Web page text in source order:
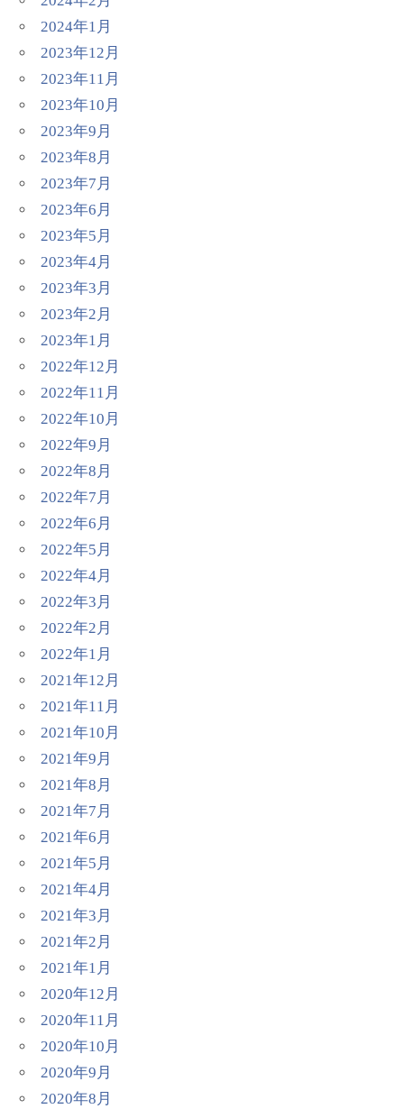
2024年1月
2023年12月
2023年11月
2023年10月
2023年9月
2023年8月
2023年7月
2023年6月
2023年5月
2023年4月
2023年3月
2023年2月
2023年1月
2022年12月
2022年11月
2022年10月
2022年9月
2022年8月
2022年7月
2022年6月
2022年5月
2022年4月
2022年3月
2022年2月
2022年1月
2021年12月
2021年11月
2021年10月
2021年9月
2021年8月
2021年7月
2021年6月
2021年5月
2021年4月
2021年3月
2021年2月
2021年1月
2020年12月
2020年11月
2020年10月
2020年9月
2020年8月